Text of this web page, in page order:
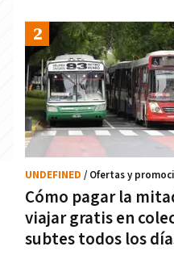
Cómo pagar la
viajar gratis en
subtes todos los
UNDEFINED / Ofertas y